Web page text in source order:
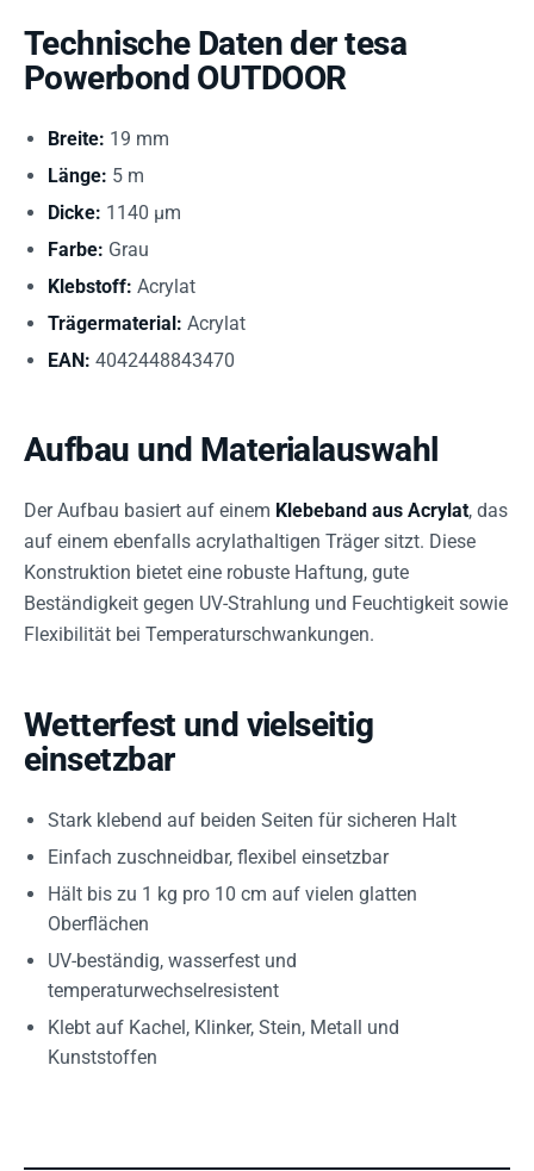
Technische Daten der tesa
Powerbond OUTDOOR
Breite: 19 mm
Länge: 5 m
Dicke: 1140 µm
Farbe: Grau
Klebstoff: Acrylat
Trägermaterial: Acrylat
EAN: 4042448843470
Aufbau und Materialauswahl
Der Aufbau basiert auf einem Klebeband aus Acrylat, das
auf einem ebenfalls acrylathaltigen Träger sitzt. Diese
Konstruktion bietet eine robuste Haftung, gute
Beständigkeit gegen UV-Strahlung und Feuchtigkeit sowie
Flexibilität bei Temperaturschwankungen.
Wetterfest und vielseitig
einsetzbar
Stark klebend auf beiden Seiten für sicheren Halt
Einfach zuschneidbar, flexibel einsetzbar
Hält bis zu 1 kg pro 10 cm auf vielen glatten
Oberflächen
UV-beständig, wasserfest und
temperaturwechselresistent
Klebt auf Kachel, Klinker, Stein, Metall und
Kunststoffen